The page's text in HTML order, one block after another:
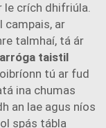
le crích dhifriúla.
campais, ar
talmhaí, tá ár
taistil
tú ar fud
ina chumas
an lae agus níos
spás tábla